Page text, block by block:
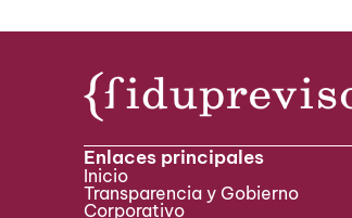
Enlaces principales
Inicio
Transparencia y Gobierno
Corporativo